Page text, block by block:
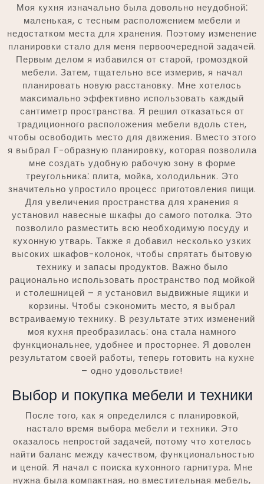
Моя кухня изначально была довольно неудобной⁚
маленькая, с тесным расположением мебели и
недостатком места для хранения. Поэтому изменение
планировки стало для меня первоочередной задачей.
Первым делом я избавился от старой, громоздкой
мебели. Затем, тщательно все измерив, я начал
планировать новую расстановку. Мне хотелось
максимально эффективно использовать каждый
сантиметр пространства. Я решил отказаться от
традиционного расположения мебели вдоль стен,
чтобы освободить место для движения. Вместо этого
я выбрал Г-образную планировку, которая позволила
мне создать удобную рабочую зону в форме
треугольника⁚ плита, мойка, холодильник. Это
значительно упростило процесс приготовления пищи.
Для увеличения пространства для хранения я
установил навесные шкафы до самого потолка. Это
позволило разместить всю необходимую посуду и
кухонную утварь. Также я добавил несколько узких
высоких шкафов-колонок, чтобы спрятать бытовую
технику и запасы продуктов. Важно было
рационально использовать пространство под мойкой
и столешницей – я установил выдвижные ящики и
корзины. Чтобы сэкономить место, я выбрал
встраиваемую технику. В результате этих изменений
моя кухня преобразилась⁚ она стала намного
функциональнее, удобнее и просторнее. Я доволен
результатом своей работы, теперь готовить на кухне
– одно удовольствие!
Выбор и покупка мебели и техники
После того, как я определился с планировкой,
настало время выбора мебели и техники. Это
оказалось непростой задачей, потому что хотелось
найти баланс между качеством, функциональностью
и ценой. Я начал с поиска кухонного гарнитура. Мне
нужна была компактная, но вместительная мебель,